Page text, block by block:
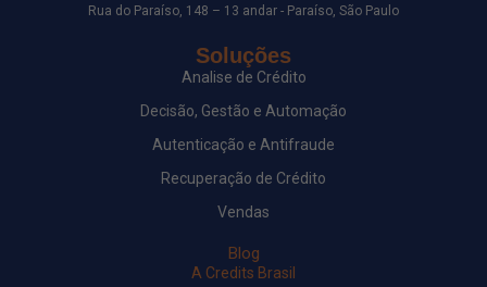
Rua do Paraíso, 148 – 13 andar - Paraíso, São Paulo
Soluções
Analise de Crédito
Decisão, Gestão e Automação
Autenticação e Antifraude
Recuperação de Crédito
Vendas
Blog
A Credits Brasil